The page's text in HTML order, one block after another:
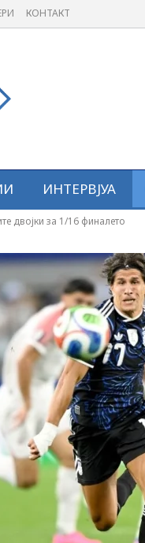
КОНТАКТ
ИНТЕРВЈУА
двојки за 1/16 финалето